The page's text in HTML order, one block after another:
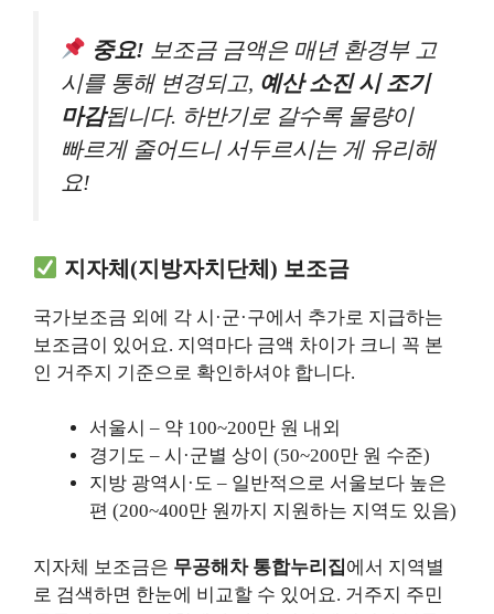
중요! 보조금 금액은 매년 환경부 고
시를 통해 변경되고, 예산 소진 시 조기
마감됩니다. 하반기로 갈수록 물량이
빠르게 줄어드니 서두르시는 게 유리해
요!
지자체(지방자치단체) 보조금
국가보조금 외에 각 시·군·구에서 추가로 지급하는
보조금이 있어요. 지역마다 금액 차이가 크니 꼭 본
인 거주지 기준으로 확인하셔야 합니다.
서울시 – 약 100~200만 원 내외
경기도 – 시·군별 상이 (50~200만 원 수준)
지방 광역시·도 – 일반적으로 서울보다 높은
편 (200~400만 원까지 지원하는 지역도 있음)
지자체 보조금은 무공해차 통합누리집에서 지역별
로 검색하면 한눈에 비교할 수 있어요. 거주지 주민